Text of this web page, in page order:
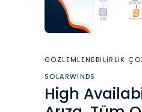
GÖZLEMLENEBILIRLIK
SOLARWINDS
High